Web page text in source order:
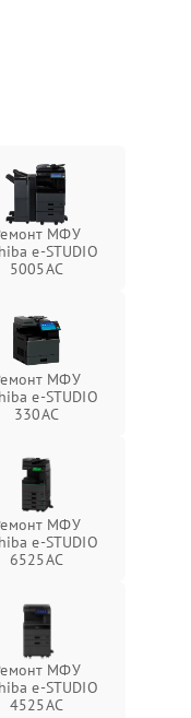
МФУ
e-STUDIO
5005AC
МФУ
e-STUDIO
330AC
МФУ
e-STUDIO
6525AC
МФУ
e-STUDIO
4525AC